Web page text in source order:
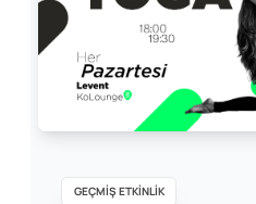
GEÇMİŞ ETKİNLİK